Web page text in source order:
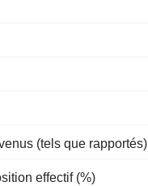
(tels que rapportés)
effectif (%)